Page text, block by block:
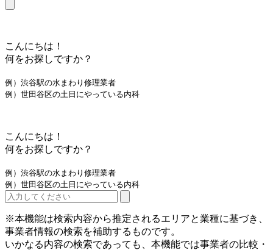
こんにちは！
何をお探しですか？
例）渋谷駅の水まわり修理業者
例）世田谷区の土日にやっている内科
こんにちは！
何をお探しですか？
例）渋谷駅の水まわり修理業者
例）世田谷区の土日にやっている内科
※本機能は検索内容から推定されるエリアと業種に基づき、
事業者情報の検索を補助するものです。
いかなる内容の検索であっても、本機能では事業者の比較・